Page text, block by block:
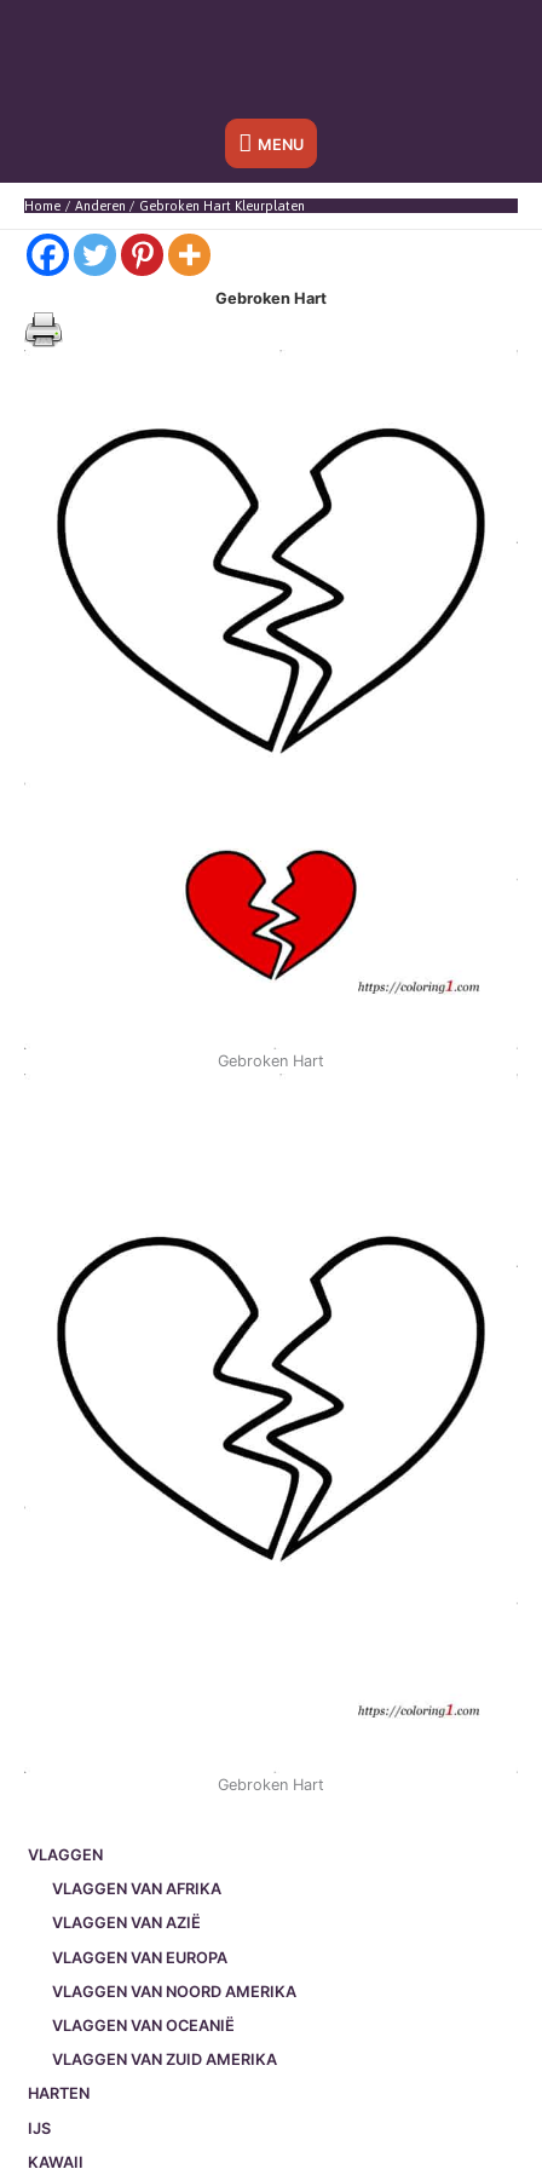
Onder
header
MENU
Home Anderen Gebroken Hart Kleurplaten
VLAGGEN
VLAGGEN VAN AFRIKA
VLAGGEN VAN AZIË
VLAGGEN VAN EUROPA
VLAGGEN VAN NOORD AMERIKA
VLAGGEN VAN OCEANIË
VLAGGEN VAN ZUID AMERIKA
HARTEN
IJS
KAWAII
Gebroken Hart
Gebroken Hart
Gebroken Hart